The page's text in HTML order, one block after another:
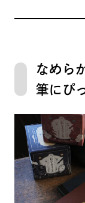
なめら
筆にぴ